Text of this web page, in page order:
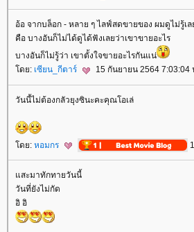
อ้อ จากบล็อก - หลาย ๆ ไลฟ์สดขายของ ผมดูไม่รู้เล
คือ บางอันก็ไม่ได้ดูได้ฟังเลยว่าเขาขายอะไร
บางอันก็ไม่รู้ว่า เขาตั้งใจขายอะไรกันแน่
ดย: เซียน_กีตาร์ 15 กันยายน 2564 7:03:04
วันนี้ไม่ต้องกลัวยุงซินะคะคุณโอเล่
ดย: หอมกร
สะมาทักทายวันนี้
วันที่ยังไม่กัด
อิ อิ